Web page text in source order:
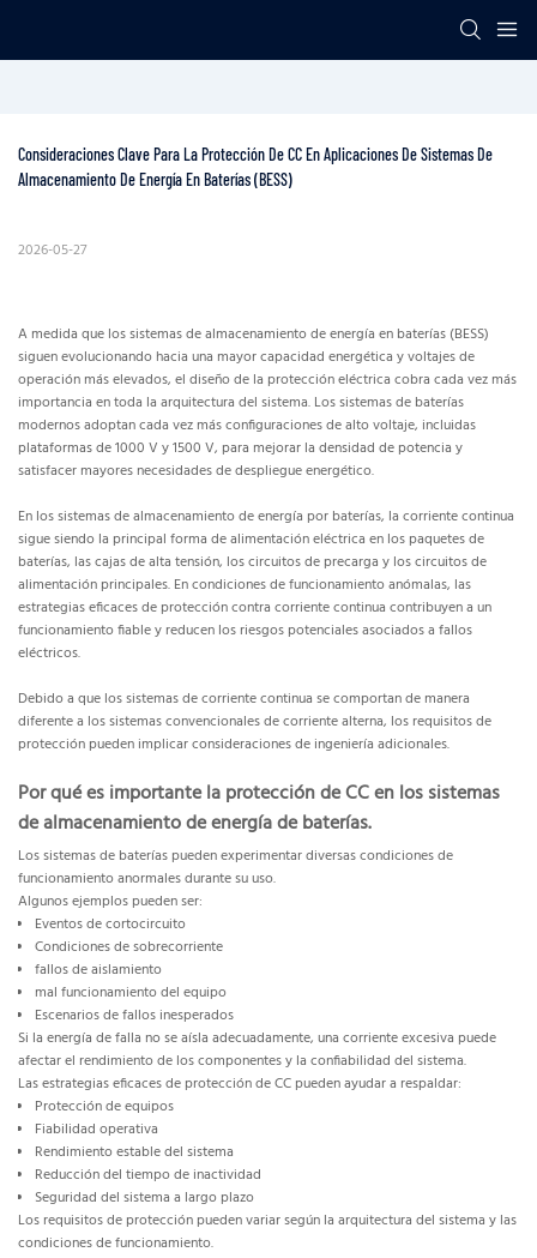
Consideraciones Clave Para La Protección De CC En Aplicaciones De Sistemas De
Almacenamiento De Energía En Baterías (BESS)
2026-05-27
A medida que los sistemas de almacenamiento de energía en baterías (BESS)
siguen evolucionando hacia una mayor capacidad energética y voltajes de
operación más elevados, el diseño de la protección eléctrica cobra cada vez más
importancia en toda la arquitectura del sistema. Los sistemas de baterías
modernos adoptan cada vez más configuraciones de alto voltaje, incluidas
plataformas de 1000 V y 1500 V, para mejorar la densidad de potencia y
satisfacer mayores necesidades de despliegue energético.
En los sistemas de almacenamiento de energía por baterías, la corriente continua
sigue siendo la principal forma de alimentación eléctrica en los paquetes de
baterías, las cajas de alta tensión, los circuitos de precarga y los circuitos de
alimentación principales. En condiciones de funcionamiento anómalas, las
estrategias eficaces de protección contra corriente continua contribuyen a un
funcionamiento fiable y reducen los riesgos potenciales asociados a fallos
eléctricos.
Debido a que los sistemas de corriente continua se comportan de manera
diferente a los sistemas convencionales de corriente alterna, los requisitos de
protección pueden implicar consideraciones de ingeniería adicionales.
Por qué es importante la protección de CC en los sistemas
de almacenamiento de energía de baterías.
Los sistemas de baterías pueden experimentar diversas condiciones de
funcionamiento anormales durante su uso.
Algunos ejemplos pueden ser:
Eventos de cortocircuito
Condiciones de sobrecorriente
fallos de aislamiento
mal funcionamiento del equipo
Escenarios de fallos inesperados
Si la energía de falla no se aísla adecuadamente, una corriente excesiva puede
afectar el rendimiento de los componentes y la confiabilidad del sistema.
Las estrategias eficaces de protección de CC pueden ayudar a respaldar:
Protección de equipos
Fiabilidad operativa
Rendimiento estable del sistema
Reducción del tiempo de inactividad
Seguridad del sistema a largo plazo
Los requisitos de protección pueden variar según la arquitectura del sistema y las
condiciones de funcionamiento.